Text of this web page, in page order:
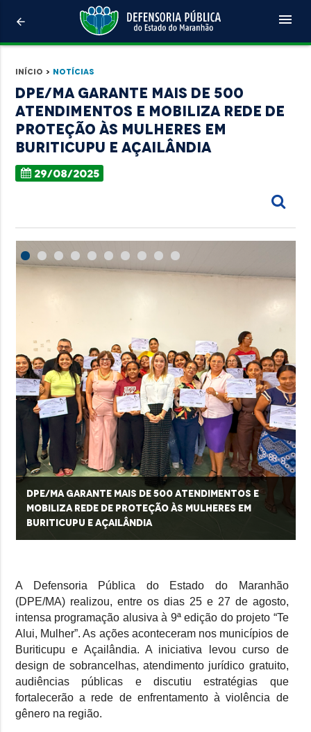
arrow_back menu
Início > Notícias
DPE/MA garante mais de 500
atendimentos e mobiliza rede de
proteção às mulheres em
Buriticupu e Açailândia
29/08/2025
DPE/MA garante mais de 500 atendimentos e
mobiliza rede de proteção às mulheres em
Buriticupu e Açailândia
A Defensoria Pública do Estado do Maranhão
(DPE/MA) realizou, entre os dias 25 e 27 de agosto,
intensa programação alusiva à 9ª edição do projeto “Te
Alui, Mulher”. As ações aconteceram nos municípios de
Buriticupu e Açailândia. A iniciativa levou curso de
design de sobrancelhas, atendimento jurídico gratuito,
audiências públicas e discutiu estratégias que
fortalecerão a rede de enfrentamento à violência de
gênero na região.